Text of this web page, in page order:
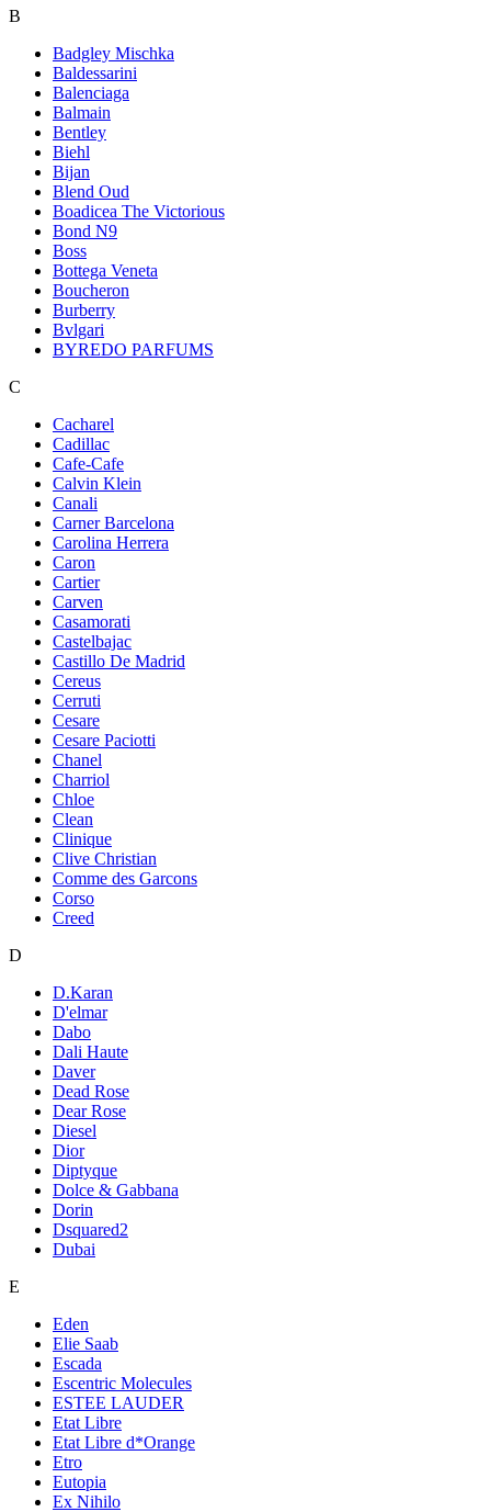
B
Badgley Mischka
Baldessarini
Balenciaga
Balmain
Bentley
Biehl
Bijan
Blend Oud
Boadicea The Victorious
Bond N9
Boss
Bottega Veneta
Boucheron
Burberry
Bvlgari
BYREDO PARFUMS
C
Cacharel
Cadillac
Cafe-Cafe
Calvin Klein
Canali
Carner Barcelona
Carolina Herrera
Caron
Cartier
Carven
Casamorati
Castelbajac
Castillo De Madrid
Cereus
Cerruti
Cesare
Cesare Paciotti
Chanel
Charriol
Chloe
Clean
Clinique
Clive Christian
Comme des Garcons
Corso
Creed
D
D.Karan
D'elmar
Dabo
Dali Haute
Daver
Dead Rose
Dear Rose
Diesel
Dior
Diptyque
Dolce & Gabbana
Dorin
Dsquared2
Dubai
E
Eden
Elie Saab
Escada
Escentric Molecules
ESTEE LAUDER
Etat Libre
Etat Libre d*Orange
Etro
Eutopia
Ex Nihilo